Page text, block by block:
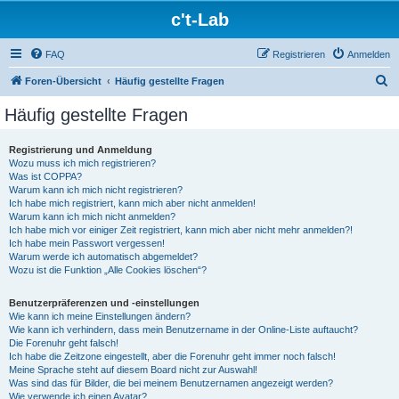
c't-Lab
FAQ Anmelden
Registrieren
Foren-Übersicht Häufig gestellte Fragen
Häufig gestellte Fragen
Registrierung und Anmeldung
Wozu muss ich mich registrieren?
Was ist COPPA?
Warum kann ich mich nicht registrieren?
Ich habe mich registriert, kann mich aber nicht anmelden!
Warum kann ich mich nicht anmelden?
Ich habe mich vor einiger Zeit registriert, kann mich aber nicht mehr anmelden?!
Ich habe mein Passwort vergessen!
Warum werde ich automatisch abgemeldet?
Wozu ist die Funktion „Alle Cookies löschen“?
Benutzerpräferenzen und -einstellungen
Wie kann ich meine Einstellungen ändern?
Wie kann ich verhindern, dass mein Benutzername in der Online-Liste auftaucht?
Die Forenuhr geht falsch!
Ich habe die Zeitzone eingestellt, aber die Forenuhr geht immer noch falsch!
Meine Sprache steht auf diesem Board nicht zur Auswahl!
Was sind das für Bilder, die bei meinem Benutzernamen angezeigt werden?
Wie verwende ich einen Avatar?